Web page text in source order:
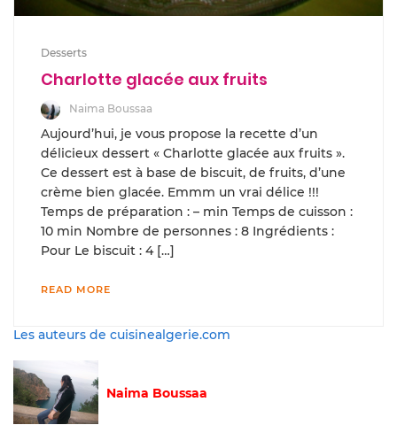
Desserts
Charlotte glacée aux fruits
Naima Boussaa
Aujourd’hui, je vous propose la recette d’un
délicieux dessert « Charlotte glacée aux fruits ».
Ce dessert est à base de biscuit, de fruits, d’une
crème bien glacée. Emmm un vrai délice !!!
Temps de préparation : – min Temps de cuisson :
10 min Nombre de personnes : 8 Ingrédients :
Pour Le biscuit : 4 […]
READ MORE
Les auteurs de cuisinealgerie.com
Naima Boussaa